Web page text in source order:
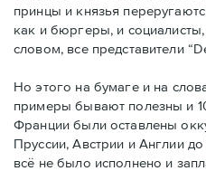
принцы и князья
как и бюргеры, и
словом, все представители
Но этого на бумаге и на
примеры бывают полезны и
Франции были оставлены
Пруссии, Австрии и Англии до
всё не было исполнено и